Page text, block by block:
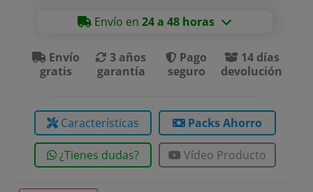
Envío en24 a 48 horas
Envío
gratis
3 años
garantía
Pago
seguro
14 días
devolución
Características Packs Ahorro
¿Tienes dudas? Vídeo Producto